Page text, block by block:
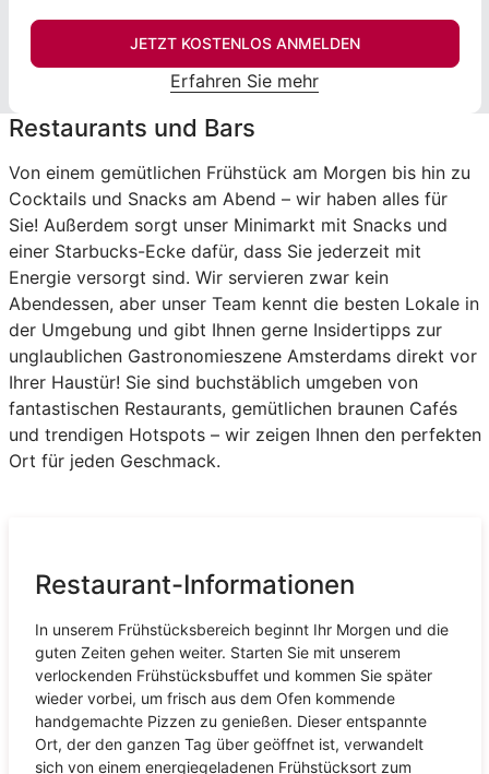
JETZT KOSTENLOS ANMELDEN
Erfahren Sie mehr
Restaurants und Bars
Von einem gemütlichen Frühstück am Morgen bis hin zu
Cocktails und Snacks am Abend – wir haben alles für
Sie! Außerdem sorgt unser Minimarkt mit Snacks und
einer Starbucks-Ecke dafür, dass Sie jederzeit mit
Energie versorgt sind. Wir servieren zwar kein
Abendessen, aber unser Team kennt die besten Lokale in
der Umgebung und gibt Ihnen gerne Insidertipps zur
unglaublichen Gastronomieszene Amsterdams direkt vor
Ihrer Haustür! Sie sind buchstäblich umgeben von
fantastischen Restaurants, gemütlichen braunen Cafés
und trendigen Hotspots – wir zeigen Ihnen den perfekten
Ort für jeden Geschmack.
Restaurant-Informationen
In unserem Frühstücksbereich beginnt Ihr Morgen und die
guten Zeiten gehen weiter. Starten Sie mit unserem
verlockenden Frühstücksbuffet und kommen Sie später
wieder vorbei, um frisch aus dem Ofen kommende
handgemachte Pizzen zu genießen. Dieser entspannte
Ort, der den ganzen Tag über geöffnet ist, verwandelt
sich von einem energiegeladenen Frühstücksort zum